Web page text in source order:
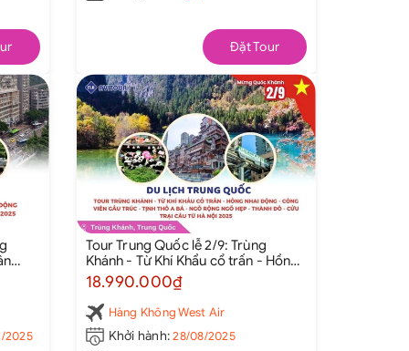
Đặt Tour
Lý
2025
Tour Trung Quốc lễ 2/9: Trùng
Khánh - Từ Khí Khẩu cổ trấn - Hồng
Nhai Động - Công viên gấu trúc -
Tịnh Thổ A Bá - Ngõ rộng ngõ hẹp -
Thành Đô - Cửu Trại Câu
18.990.000₫
Hàng Không West Air
Khởi hành:28/08/2025